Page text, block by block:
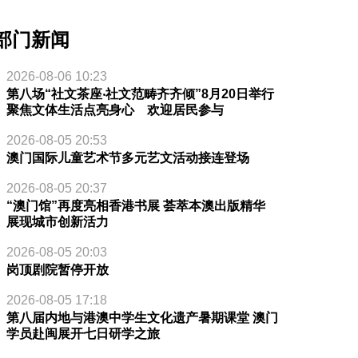
门新闻
2026-08-06 10:23
第八场“社文茶座‧社文范畴齐齐倾”8月20日举行
聚焦文体生活点亮身心 欢迎居民参与
2026-08-05 20:53
澳门国际儿童艺术节多元艺文活动接连登场
2026-08-05 20:37
“澳门馆”再度亮相香港书展 荟萃本澳出版精华
展现城市创新活力
2026-08-05 20:03
岗顶剧院暂停开放
2026-08-05 17:18
第八届内地与港澳中学生文化遗产暑期课堂 澳门
学员赴闽展开七日研学之旅